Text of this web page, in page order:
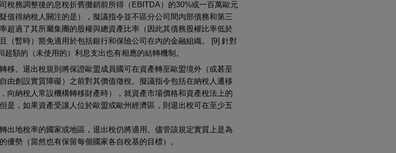
稅務調整後的息稅折舊攤銷前所得（EBITDA）的30%或一百萬歐元
值得納稅人關注的是），擬議指令並不區分公司間內部債務和第三
超過了其所屬集團的股權與總資產比率（因此其債務股權比率低於
（暫時）豁免適用於包括銀行和保險公司在內的金融組織。 [9] 針對
額的（未使用的）利息支出也有相應的結轉機制。
移。退出稅規則將保證歐盟成員國可在資產轉至歐盟境外（或甚至
由創設實質障礙）之前對其價值徵稅。擬議指令包括在納稅人遷移
向納稅人常設機構轉移財產時），就資產市場價格和資產稅法上的
是，如果資產受讓人位於歐盟或歐州經濟區，則退出稅可在至少五
出地稅率的國家或地區，退出稅仍將適用。儘管該規定實質上是為
優勢（當然也有保留每個國家各自稅基的目標）。